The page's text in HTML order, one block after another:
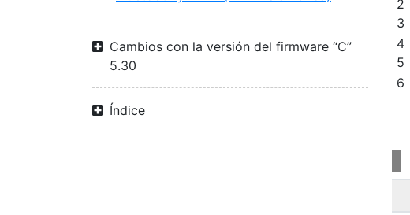
Cambios con la versión del firmware “C”
5.30
Índice